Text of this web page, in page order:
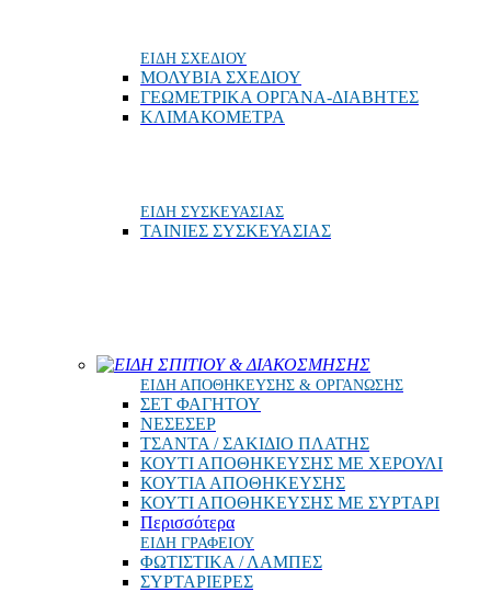
ΕΙΔΗ ΣΧΕΔΙΟΥ
ΜΟΛΥΒΙΑ ΣΧΕΔΙΟΥ
ΓΕΩΜΕΤΡΙΚΑ ΟΡΓΑΝΑ-ΔΙΑΒΗΤΕΣ
ΚΛΙΜΑΚΟΜΕΤΡΑ
ΕΙΔΗ ΣΥΣΚΕΥΑΣΙΑΣ
ΤΑΙΝΙΕΣ ΣΥΣΚΕΥΑΣΙΑΣ
ΕΙΔΗ ΣΠΙΤΙΟΥ & ΔΙΑΚΟΣΜΗΣΗΣ
ΕΙΔΗ ΑΠΟΘΗΚΕΥΣΗΣ & ΟΡΓΑΝΩΣΗΣ
ΣΕΤ ΦΑΓΗΤΟΥ
ΝΕΣΕΣΕΡ
ΤΣΑΝΤΑ / ΣΑΚΙΔΙΟ ΠΛΑΤΗΣ
ΚΟΥΤΙ ΑΠΟΘΗΚΕΥΣΗΣ ΜΕ ΧΕΡΟΥΛΙ
ΚΟΥΤΙΑ ΑΠΟΘΗΚΕΥΣΗΣ
ΚΟΥΤΙ ΑΠΟΘΗΚΕΥΣΗΣ ΜΕ ΣΥΡΤΑΡΙ
Περισσότερα
ΕΙΔΗ ΓΡΑΦΕΙΟΥ
ΦΩΤΙΣΤΙΚΑ / ΛΑΜΠΕΣ
ΣΥΡΤΑΡΙΕΡΕΣ